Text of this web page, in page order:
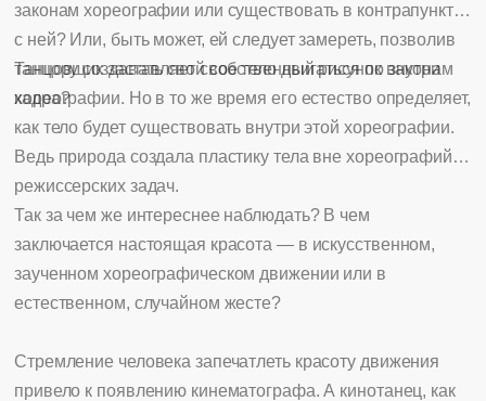
законам хореографии или существовать в контрапункте
с ней? Или, быть может, ей следует замереть, позволив
танцору создавать свой собственный рисунок внутри
кадра?
Танцовщик заставляет свое тело двигаться по законам
хореографии. Но в то же время его естество определяет,
как тело будет существовать внутри этой хореографии.
Ведь природа создала пластику тела вне хореографий и
режиссерских задач.
Так за чем же интереснее наблюдать? В чем
заключается настоящая красота — в искусственном,
заученном хореографическом движении или в
естественном, случайном жесте?
Стремление человека запечатлеть красоту движения
привело к появлению кинематографа. А кинотанец, как